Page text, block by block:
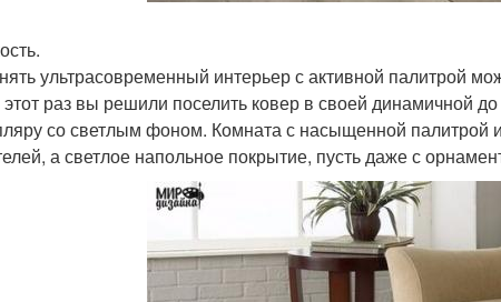
ультрасовременный интерьер с активной палитрой
раз вы решили поселить ковер в своей динамичной
со светлым фоном. Комната с насыщенной палитрой
а светлое напольное покрытие, пусть даже с